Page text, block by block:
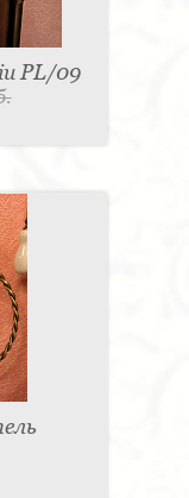
PL/09